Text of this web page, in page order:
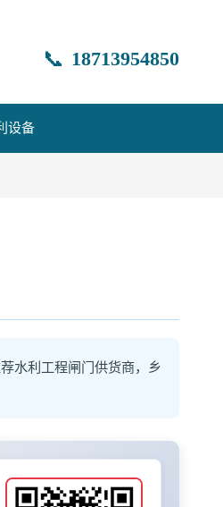
📞 18713954850
设备
水利工程闸门供货商，乡